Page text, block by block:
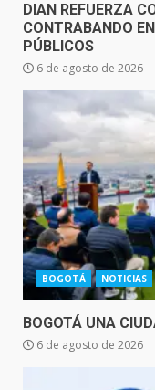
DIAN REFUERZA
CONTRABANDO
PÚBLICOS
6 de agosto de 2026
BOGOTÁ NOTICIAS
BOGOTÁ UNA
6 de agosto de 2026